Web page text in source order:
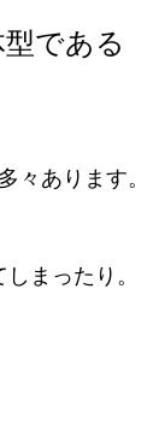
である
々あります。
まったり。